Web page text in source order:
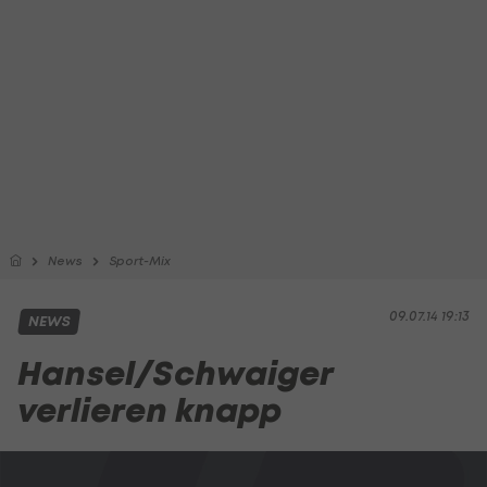
News Sport-Mix
09.07.14 19:13
NEWS
Hansel/Schwaiger
verlieren knapp